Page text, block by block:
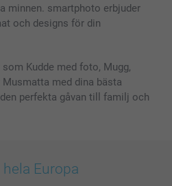
minnen. smartphoto erbjuder
och designs för din
Kudde med foto, Mugg,
med dina bästa
perfekta gåvan till familj och
Europa